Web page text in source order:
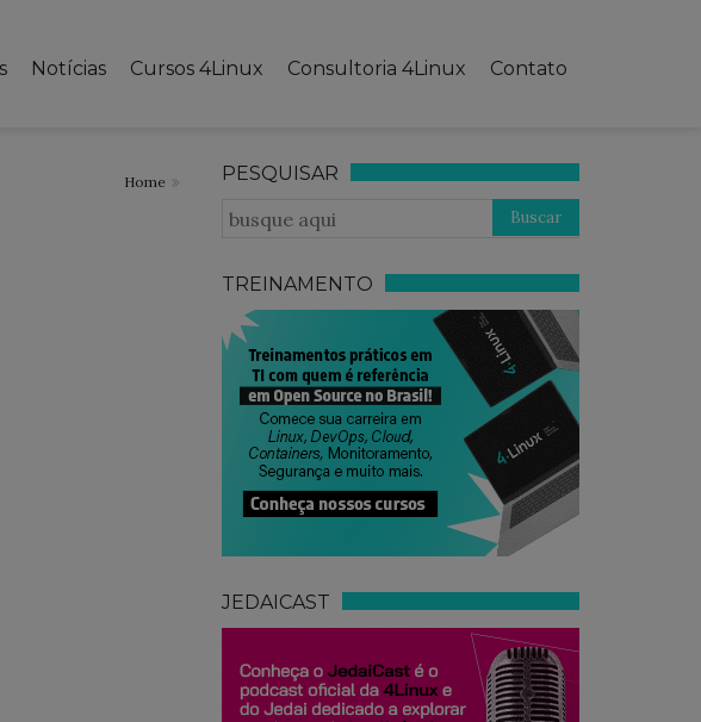
Notícias Cursos 4Linux Consultoria 4Linux Contato
Home PESQUISAR
TREINAMENTO
JEDAICAST